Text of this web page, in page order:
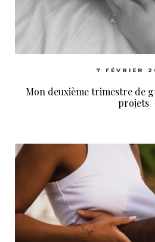
7 FÉVRIER
Mon deuxième trimestre de
projets